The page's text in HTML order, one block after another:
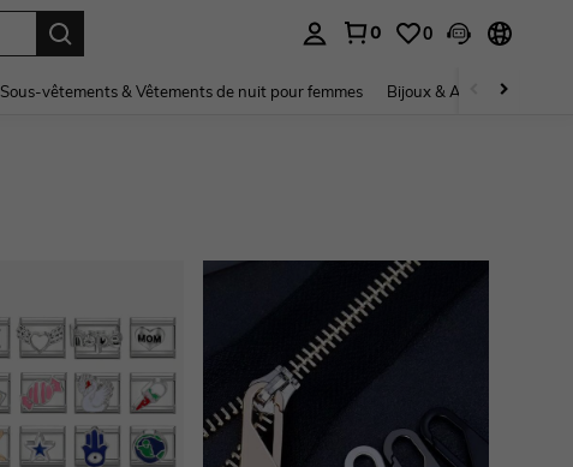
0 0
Sous-vêtements & Vêtements de nuit pour femmes Bijoux & Accessoires pour